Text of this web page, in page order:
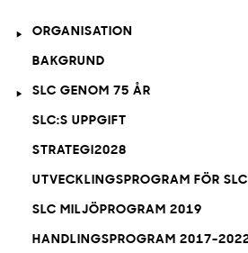
ORGANISATION
BAKGRUND
SLC GENOM 75 ÅR
SLC:S UPPGIFT
STRATEGI2028
UTVECKLINGSPROGRAM FÖR
SLC MILJÖPROGRAM 2019
HANDLINGSPROGRAM 2017-